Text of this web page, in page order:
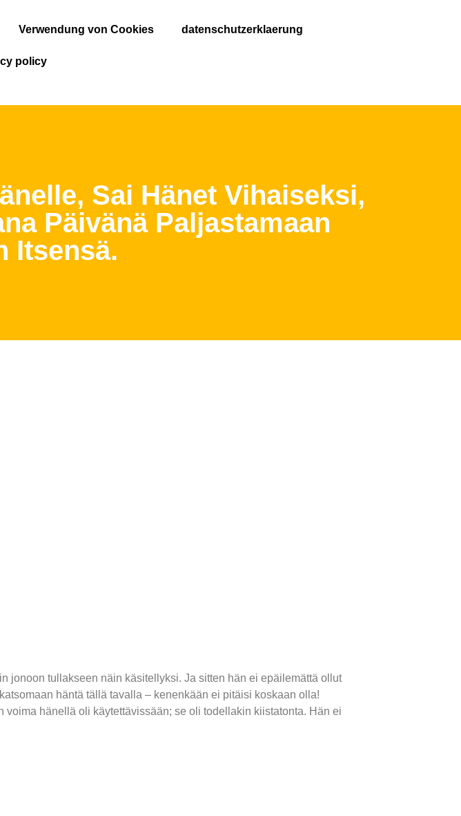
Verwendung von Cookies datenschutzerklaerung
policy
Sai Hänet Vihaiseksi,
Päivänä Paljastamaan
Itsensä.
jonoon tullakseen näin käsitellyksi. Ja sitten hän ei epäilemättä ollut
häntä tällä tavalla – kenenkään ei pitäisi koskaan olla!
hänellä oli käytettävissään; se oli todellakin kiistatonta. Hän ei